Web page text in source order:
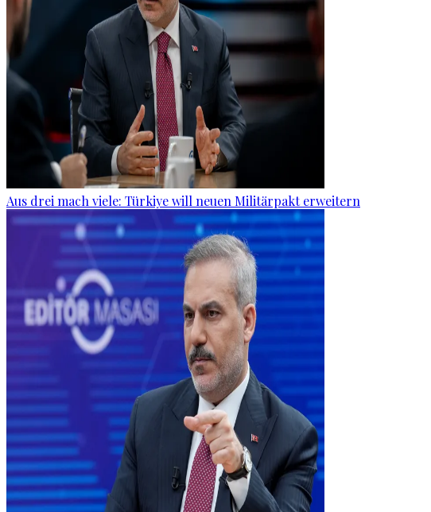
Aus drei mach viele: Türkiye will neuen Militärpakt erweitern